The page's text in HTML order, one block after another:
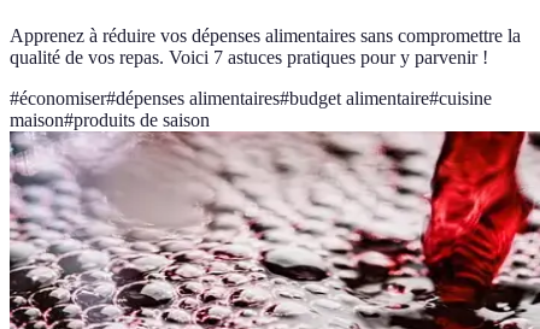
Apprenez à réduire vos dépenses alimentaires sans compromettre la
qualité de vos repas. Voici 7 astuces pratiques pour y parvenir !
#économiser#dépenses alimentaires#budget alimentaire#cuisine
maison#produits de saison